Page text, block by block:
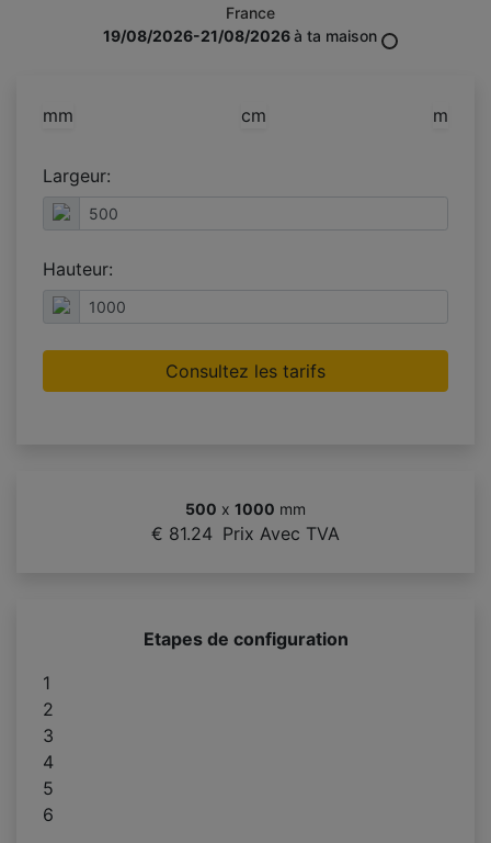
France
19/08/2026-21/08/2026à ta maison
mm cm m
Largeur:
Hauteur:
Consultez les tarifs
500 x 1000 mm
€ 81.24 Prix Avec TVA
Etapes de configuration
1
2
3
4
5
6